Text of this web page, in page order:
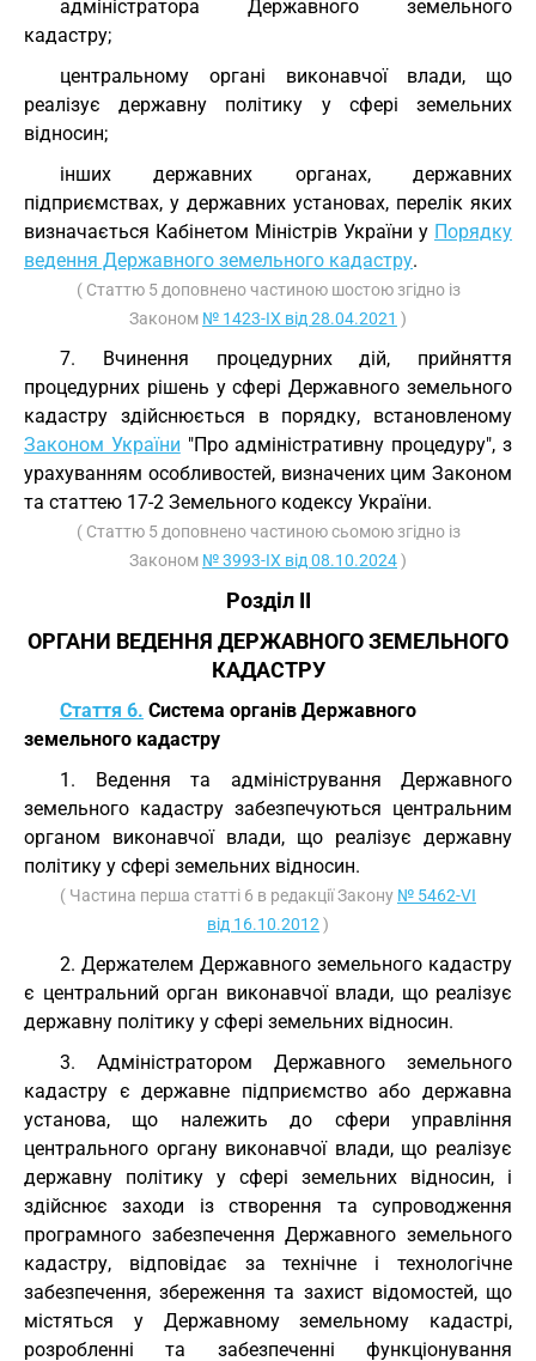
адміністратора Державного земельного
кадастру;
центральному органі виконавчої влади, що
реалізує державну політику у сфері земельних
відносин;
інших державних органах, державних
підприємствах, у державних установах, перелік яких
визначається Кабінетом Міністрів України у Порядку
ведення Державного земельного кадастру.
( Статтю 5 доповнено частиною шостою згідно із
Законом № 1423-IX від 28.04.2021 )
7. Вчинення процедурних дій, прийняття
процедурних рішень у сфері Державного земельного
кадастру здійснюється в порядку, встановленому
Законом України "Про адміністративну процедуру", з
урахуванням особливостей, визначених цим Законом
та статтею 17-2 Земельного кодексу України.
( Статтю 5 доповнено частиною сьомою згідно із
Законом № 3993-IX від 08.10.2024)
Розділ II
ОРГАНИ ВЕДЕННЯ ДЕРЖАВНОГО ЗЕМЕЛЬНОГО
КАДАСТРУ
Стаття 6. Система органів Державного
земельного кадастру
1. Ведення та адміністрування Державного
земельного кадастру забезпечуються центральним
органом виконавчої влади, що реалізує державну
політику у сфері земельних відносин.
( Частина перша статті 6 в редакції Закону № 5462-VI
від 16.10.2012 )
2. Держателем Державного земельного кадастру
є центральний орган виконавчої влади, що реалізує
державну політику у сфері земельних відносин.
3. Адміністратором Державного земельного
кадастру є державне підприємство або державна
установа, що належить до сфери управління
центрального органу виконавчої влади, що реалізує
державну політику у сфері земельних відносин, і
здійснює заходи із створення та супроводження
програмного забезпечення Державного земельного
кадастру, відповідає за технічне і технологічне
забезпечення, збереження та захист відомостей, що
містяться у Державному земельному кадастрі,
розробленні та забезпеченні функціонування